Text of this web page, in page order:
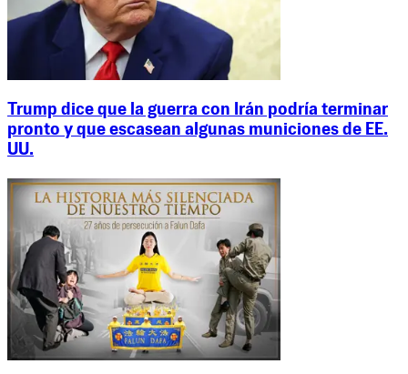
Trump dice que la guerra con Irán podría terminar
pronto y que escasean algunas municiones de EE.
UU.